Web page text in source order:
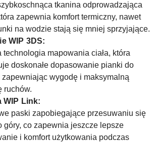
tkanina odprowadzająca
zapewnia komfort termiczny, nawet
na wodzie stają się mniej sprzyjające.
WIP 3DS:
technologia mapowania ciała, która
doskonałe dopasowanie pianki do
zapewniając wygodę i maksymalną
ruchów.
WIP Link:
paski zapobiegające przesuwaniu się
góry, co zapewnia jeszcze lepsze
i komfort użytkowania podczas